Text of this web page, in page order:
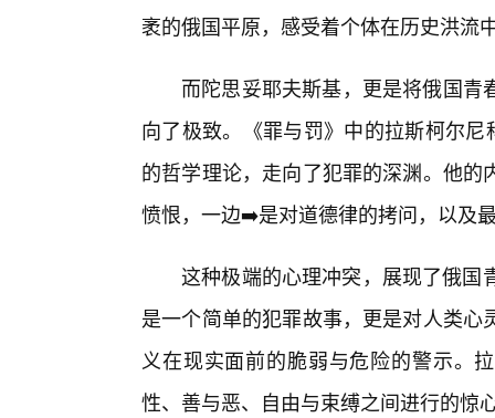
袤的俄国平原，感受着个体在历史洪流
而陀思妥耶夫斯基，更是将俄国
向了极致。《罪与罚》中的拉斯柯尔
的哲学理论，走向了犯罪的深渊。他
愤恨，一边➡️是对道德律的拷问，以及
这种极端的心理冲突，展现了俄国
是一个简单的犯罪故事，更是对人类
义在现实面前的脆弱与危险的警示。
性、善与恶、自由与束缚之间进行的惊